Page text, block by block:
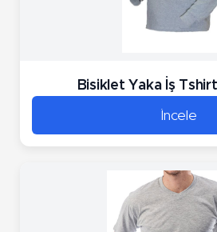
Bisiklet Yaka İş
İncele